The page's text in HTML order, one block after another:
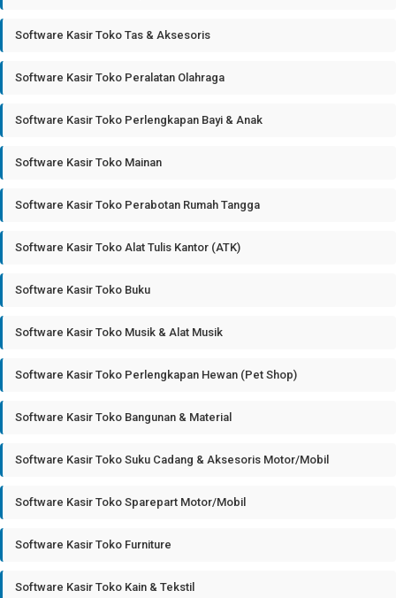
Software Kasir Toko Tas & Aksesoris
Software Kasir Toko Peralatan Olahraga
Software Kasir Toko Perlengkapan Bayi & Anak
Software Kasir Toko Mainan
Software Kasir Toko Perabotan Rumah Tangga
Software Kasir Toko Alat Tulis Kantor (ATK)
Software Kasir Toko Buku
Software Kasir Toko Musik & Alat Musik
Software Kasir Toko Perlengkapan Hewan (Pet Shop)
Software Kasir Toko Bangunan & Material
Software Kasir Toko Suku Cadang & Aksesoris Motor/Mobil
Software Kasir Toko Sparepart Motor/Mobil
Software Kasir Toko Furniture
Software Kasir Toko Kain & Tekstil